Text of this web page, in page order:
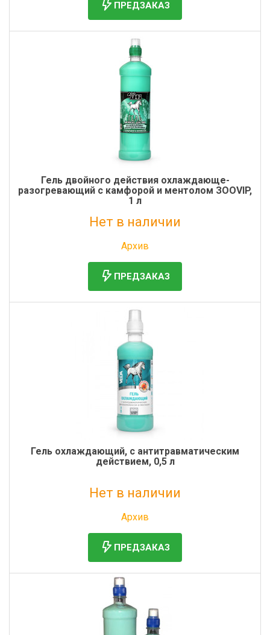
ПРЕДЗАКАЗ
Гель двойного действия охлаждающе-
разогревающий с камфорой и ментолом ЗООVIP,
1 л
Нет в наличии
Архив
ПРЕДЗАКАЗ
Гель охлаждающий, с антитравматическим
действием, 0,5 л
Нет в наличии
Архив
ПРЕДЗАКАЗ